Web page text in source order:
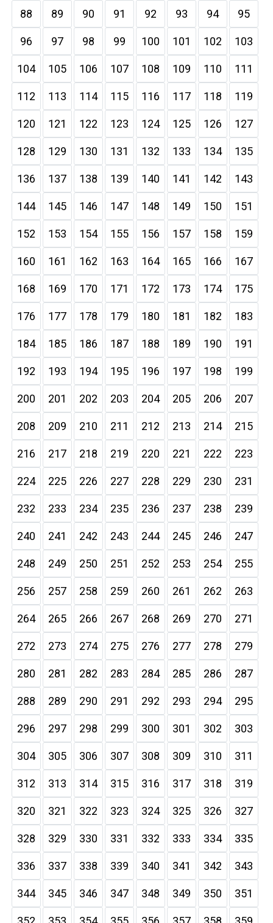
88 89 90 91 92 93 94 95
96 97 98 99 100 101 102 103
104 105 106 107 108 109 110 111
112 113 114 115 116 117 118 119
120 121 122 123 124 125 126 127
128 129 130 131 132 133 134 135
136 137 138 139 140 141 142 143
144 145 146 147 148 149 150 151
152 153 154 155 156 157 158 159
160 161 162 163 164 165 166 167
168 169 170 171 172 173 174 175
176 177 178 179 180 181 182 183
184 185 186 187 188 189 190 191
192 193 194 195 196 197 198 199
200 201 202 203 204 205 206 207
208 209 210 211 212 213 214 215
216 217 218 219 220 221 222 223
224 225 226 227 228 229 230 231
232 233 234 235 236 237 238 239
240 241 242 243 244 245 246 247
248 249 250 251 252 253 254 255
256 257 258 259 260 261 262 263
264 265 266 267 268 269 270 271
272 273 274 275 276 277 278 279
280 281 282 283 284 285 286 287
288 289 290 291 292 293 294 295
296 297 298 299 300 301 302 303
304 305 306 307 308 309 310 311
312 313 314 315 316 317 318 319
320 321 322 323 324 325 326 327
328 329 330 331 332 333 334 335
336 337 338 339 340 341 342 343
344 345 346 347 348 349 350 351